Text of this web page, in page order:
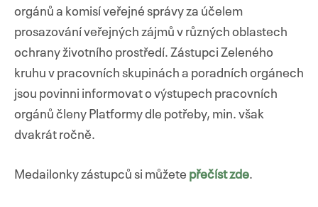
orgánů a komisí veřejné správy za účelem
prosazování veřejných zájmů v různých oblastech
ochrany životního prostředí. Zástupci Zeleného
kruhu v pracovních skupinách a poradních orgánech
jsou povinni informovat o výstupech pracovních
orgánů členy Platformy dle potřeby, min. však
dvakrát ročně.
Medailonky zástupců si můžete přečíst zde.